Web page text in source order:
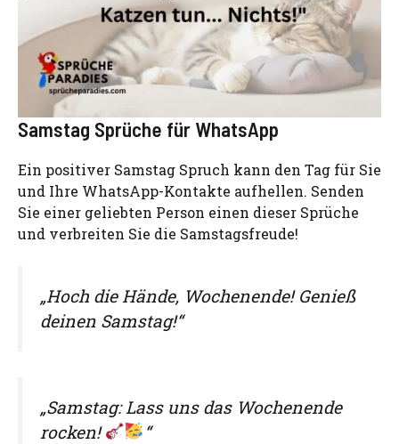
Samstag Sprüche für WhatsApp
Ein positiver Samstag Spruch kann den Tag für Sie
und Ihre WhatsApp-Kontakte aufhellen. Senden
Sie einer geliebten Person einen dieser Sprüche
und verbreiten Sie die Samstagsfreude!
„Hoch die Hände, Wochenende! Genieß
deinen Samstag!“
„Samstag: Lass uns das Wochenende
rocken!
“